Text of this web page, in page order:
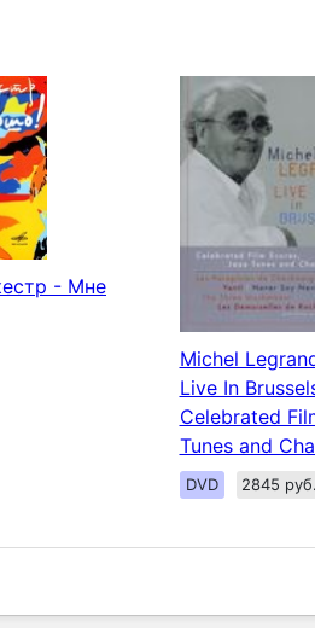
- Мне
Michel
Live In
Celebrated
Tunes and
DVD 2845 руб.